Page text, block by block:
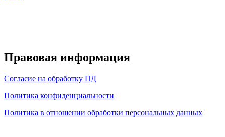
Правовая информация
Согласие на обработку ПД
Политика конфиденциальности
Политика в отношении обработки персональных данных